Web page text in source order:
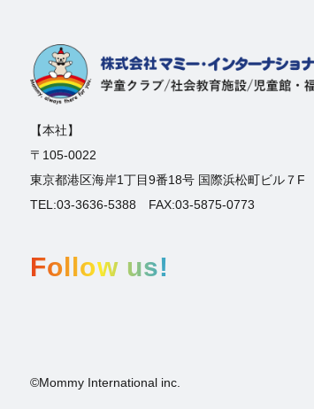
【本社】
〒105-0022
東京都港区海岸1丁目9番18号 国際浜松町ビル７F
TEL:03-3636-5388 FAX:03-5875-0773
Follow us!
©Mommy International inc.